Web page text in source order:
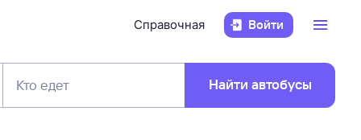
Справочная Войти
Кто едет Найти автобусы